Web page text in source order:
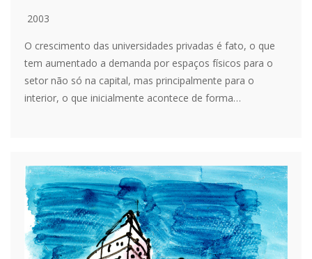
2003
O crescimento das universidades privadas é fato, o que
tem aumentado a demanda por espaços físicos para o
setor não só na capital, mas principalmente para o
interior, o que inicialmente acontece de forma…